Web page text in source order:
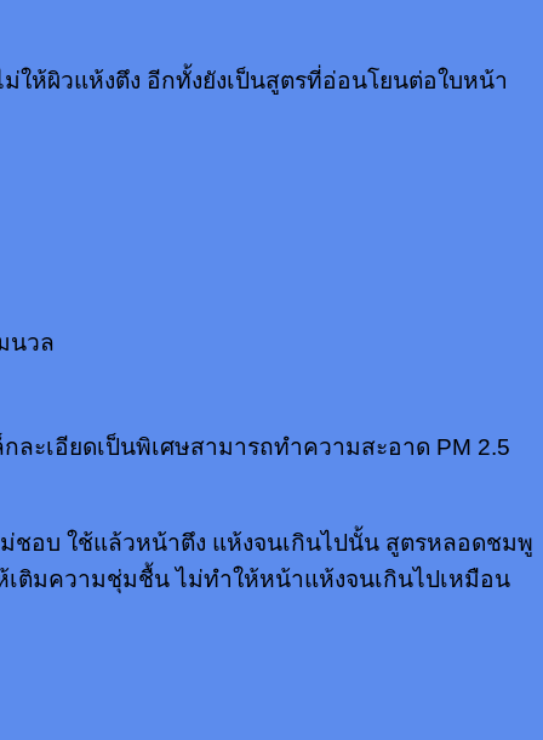
ห้ผิวแห้งตึง อีกทั้งยังเป็นสูตรที่อ่อนโยนต่อใบหน้า
นวล
ะเอียดเป็นพิเศษสามารถทำความสะอาด PM 2.5
ชอบ ใช้แล้วหน้าตึง แห้งจนเกินไปนั้น สูตรหลอดชมพู
เติมความชุ่มชื้น ไม่ทำให้หน้าแห้งจนเกินไปเหมือน